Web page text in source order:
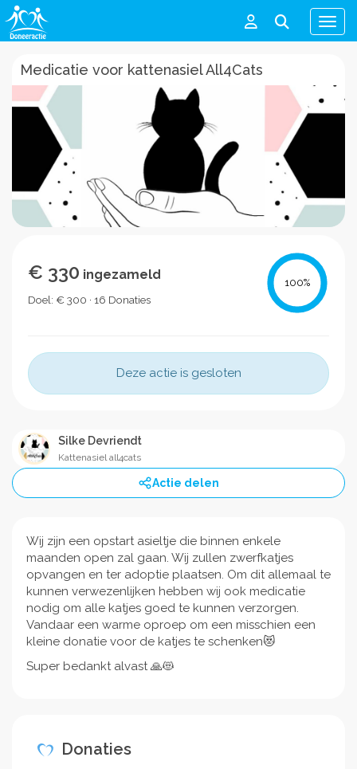
Menu
Medicatie voor kattenasiel All4Cats
€ 330 ingezameld
Doel: € 300 · 16 Donaties
100%
Deze actie is gesloten
Silke Devriendt
Kattenasiel all4cats
Actie delen
Wij zijn een opstart asieltje die binnen enkele
maanden open zal gaan. Wij zullen zwerfkatjes
opvangen en ter adoptie plaatsen. Om dit allemaal te
kunnen verwezenlijken hebben wij ook medicatie
nodig om alle katjes goed te kunnen verzorgen.
Vandaar een warme oproep om een misschien een
kleine donatie voor de katjes te schenken😻
Super bedankt alvast 🙏😻
Donaties